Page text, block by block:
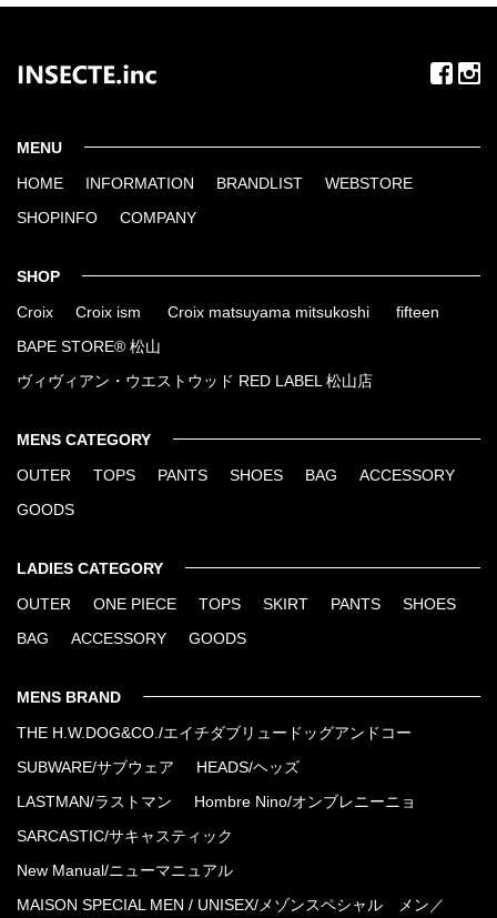
MENU
HOME INFORMATION BRANDLIST WEBSTORE
SHOPINFO COMPANY
SHOP
Croix Croix ism Croix matsuyama mitsukoshi fifteen
BAPE STORE® 松山
ヴィヴィアン・ウエストウッド RED LABEL 松山店
MENS CATEGORY
OUTER TOPS PANTS SHOES BAG ACCESSORY
GOODS
LADIES CATEGORY
OUTER ONE PIECE TOPS SKIRT PANTS SHOES
BAG ACCESSORY GOODS
MENS BRAND
THE H.W.DOG&CO./エイチダブリュードッグアンドコー
SUBWARE/サブウェア HEADS/ヘッズ
LASTMAN/ラストマン Hombre Nino/オンブレニーニョ
SARCASTIC/サキャスティック
New Manual/ニューマニュアル
MAISON SPECIAL MEN / UNISEX/メゾンスペシャル メン／